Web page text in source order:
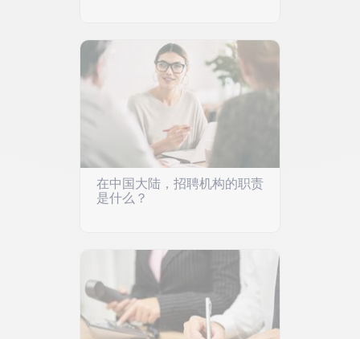
在中国大陆，招聘机构的职责
是什么？